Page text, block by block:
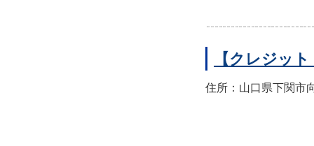
【クレジッ
住所：山口県下関市